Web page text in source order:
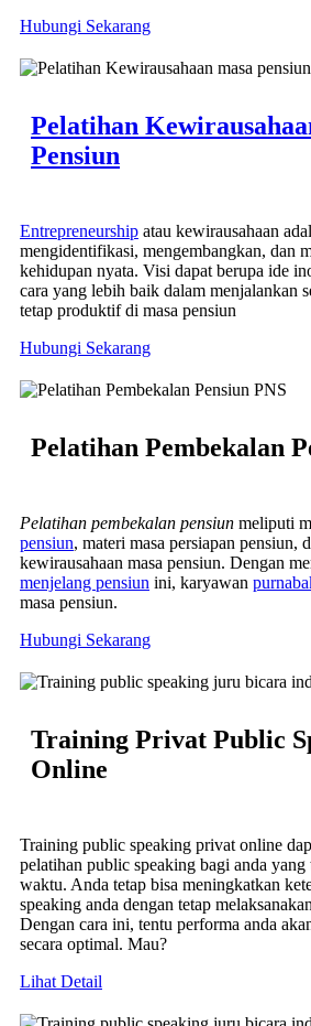
Hubungi Sekarang
Pelatihan
Pensiun
Entrepreneurship atau kewirausahaan
mengidentifikasi, mengembangkan, dan
kehidupan nyata. Visi dapat berupa ide
cara yang lebih baik dalam menjalankan
tetap produktif di masa pensiun
Hubungi Sekarang
Pelatihan Pembekalan
Pelatihan pembekalan pensiun meliputi
pensiun, materi masa persiapan pensiun,
kewirausahaan masa pensiun. Dengan
menjelang pensiun ini, karyawan
masa pensiun.
Hubungi Sekarang
Training Privat Public
Online
Training public speaking privat online
pelatihan public speaking bagi anda yang
waktu. Anda tetap bisa meningkatkan
speaking anda dengan tetap
Dengan cara ini, tentu performa anda
secara optimal. Mau?
Lihat Detail